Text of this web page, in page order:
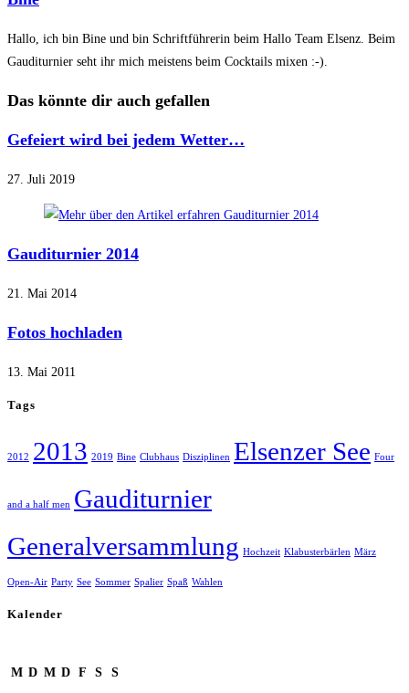
Hallo, ich bin Bine und bin Schriftführerin beim Hallo Team Elsenz. Beim
Gauditurnier seht ihr mich meistens beim Cocktails mixen :-).
Das könnte dir auch gefallen
Gefeiert wird bei jedem Wetter…
27. Juli 2019
Gauditurnier 2014
21. Mai 2014
Fotos hochladen
13. Mai 2011
Tags
2012 2013 2019 Bine Clubhaus Disziplinen Elsenzer See Four
and a half men Gauditurnier
Generalversammlung Hochzeit Klabusterbärlen März
Open-Air Party See Sommer Spalier Spaß Wahlen
Kalender
M D M D F S
S